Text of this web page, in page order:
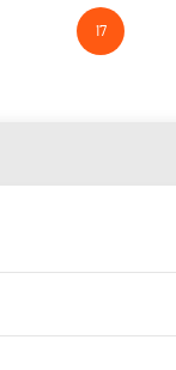
17